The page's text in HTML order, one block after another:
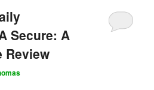
Secure: A
Review